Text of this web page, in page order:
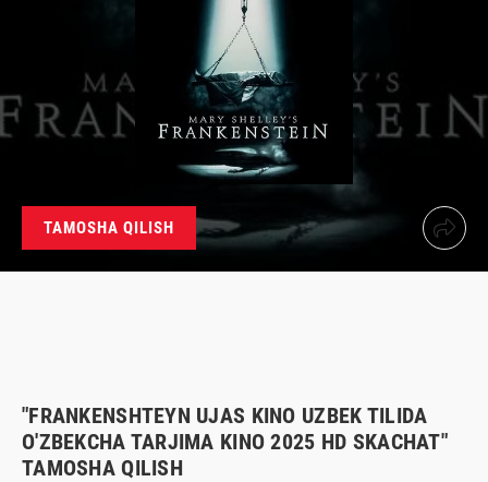
TAMOSHA QILISH
"FRANKENSHTEYN UJAS KINO UZBEK TILIDA
O'ZBEKCHA TARJIMA KINO 2025 HD SKACHAT"
TAMOSHA QILISH